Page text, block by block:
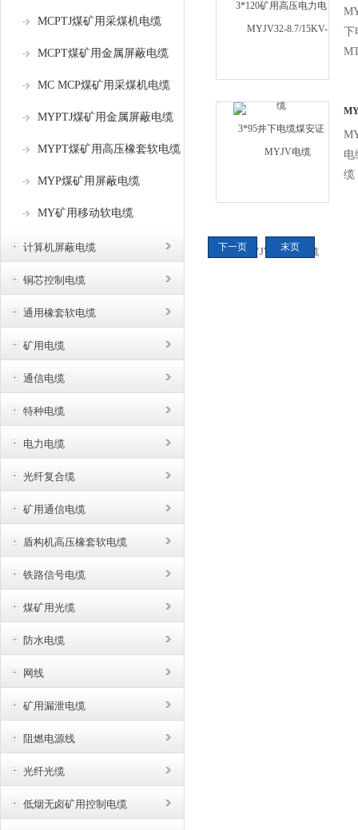
MCPTJ煤矿用采煤机电缆
MCPT煤矿用金属屏蔽电缆
MC MCP煤矿用采煤机电缆
MYPTJ煤矿用金属屏蔽电缆
MYPT煤矿用高压橡套软电缆
MYP煤矿用屏蔽电缆
MY矿用移动软电缆
计算机屏蔽电缆
铜芯控制电缆
通用橡套软电缆
矿用电缆
通信电缆
特种电缆
电力电缆
光纤复合缆
矿用通信电缆
盾构机高压橡套软电缆
铁路信号电缆
煤矿用光缆
防水电缆
网线
矿用漏泄电缆
阻燃电源线
光纤光缆
低烟无卤矿用控制电缆
电
下
3
乙
电
缆
下一页 末页